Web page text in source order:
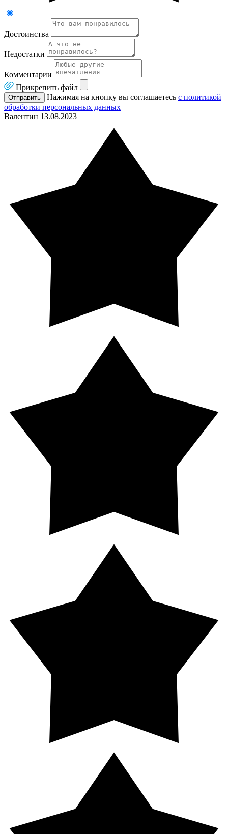
Достоинства
Недостатки
Комментарии
Прикрепить файл
Отправить Нажимая на кнопку вы соглашаетесь с политикой
обработки персональных данных
Валентин 13.08.2023